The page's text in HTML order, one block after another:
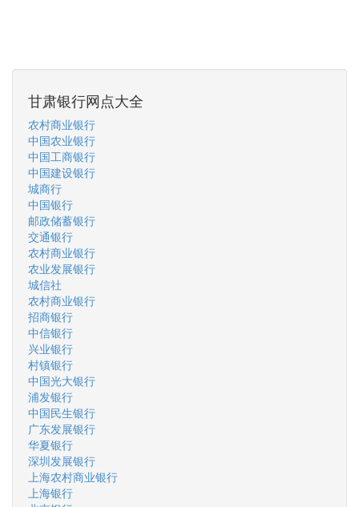
甘肃银行网点大全
农村商业银行
中国农业银行
中国工商银行
中国建设银行
城商行
中国银行
邮政储蓄银行
交通银行
农村商业银行
农业发展银行
城信社
农村商业银行
招商银行
中信银行
兴业银行
村镇银行
中国光大银行
浦发银行
中国民生银行
广东发展银行
华夏银行
深圳发展银行
上海农村商业银行
上海银行